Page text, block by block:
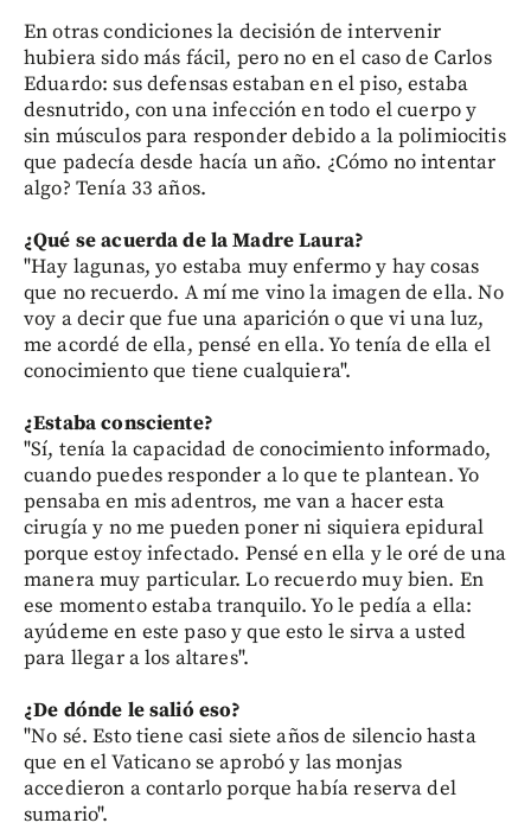
En otras condiciones la decisión de intervenir
hubiera sido más fácil, pero no en el caso de Carlos
Eduardo: sus defensas estaban en el piso, estaba
desnutrido, con una infección en todo el cuerpo y
sin músculos para responder debido a la polimiocitis
que padecía desde hacía un año. ¿Cómo no intentar
algo? Tenía 33 años.
¿Qué se acuerda de la Madre Laura?
"Hay lagunas, yo estaba muy enfermo y hay cosas
que no recuerdo. A mí me vino la imagen de ella. No
voy a decir que fue una aparición o que vi una luz,
me acordé de ella, pensé en ella. Yo tenía de ella el
conocimiento que tiene cualquiera".
¿Estaba consciente?
"Sí, tenía la capacidad de conocimiento informado,
cuando puedes responder a lo que te plantean. Yo
pensaba en mis adentros, me van a hacer esta
cirugía y no me pueden poner ni siquiera epidural
porque estoy infectado. Pensé en ella y le oré de una
manera muy particular. Lo recuerdo muy bien. En
ese momento estaba tranquilo. Yo le pedía a ella:
ayúdeme en este paso y que esto le sirva a usted
para llegar a los altares".
¿De dónde le salió eso?
"No sé. Esto tiene casi siete años de silencio hasta
que en el Vaticano se aprobó y las monjas
accedieron a contarlo porque había reserva del
sumario".